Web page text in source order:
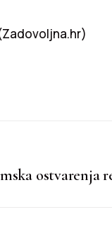
ostvarenja